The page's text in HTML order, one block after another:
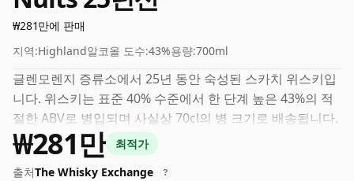
₩281만에 판매
지역:Highland알코올 도수:43%용량:700ml
글렌모렌지 증류소에서 25년 동안 숙성된 스카치 위스키입
니다. 위스키는 표준 40% 수준에서 한 단계 높은 43%의 적
절한 ABV로 병입되며 사실상 70cl의 병 크기로 배송됩니다.
₩281만
최적가
출처The Whisky Exchange ?